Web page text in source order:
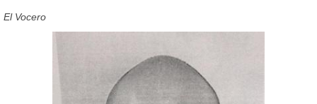
El Vocero